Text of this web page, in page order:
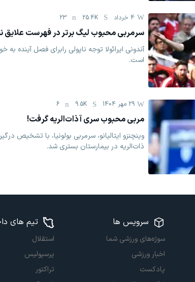
4 خرداد 25.4K
23
سرمربی محبوب لیگ برتر در فهرست علایق
آندونی ایرائولا توجه ناپولی رابرای فصل آینده
است.
29 مهر 1404 9.5K
6
مربی محبوب سری آ ذات‌الریه گرفت!
وینچنزو ایتالیانو، سرمربی بولونیا، با تشخیص
ذات‌الریه در بیمارستان بستری شد.
سرویس ها
سوژه‌های ورزشی شما
اخبار ورزشی
پادکست
تیم های
استقلال
پرسپولیس
تراکتور